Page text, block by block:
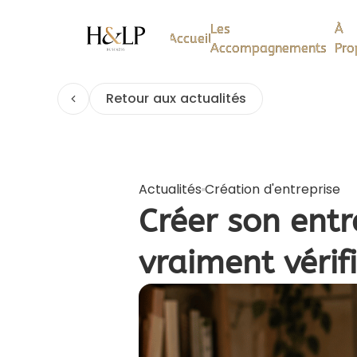
Accueil
Accueil
Les
Accompagnements
Les
Accompagnements
À
À
Retour aux actualités
Actualités Création d'entreprise
Créer son
vraiment